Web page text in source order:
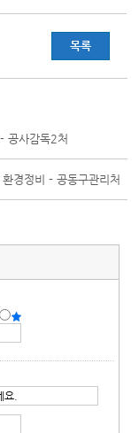
목록
공사감독2처
경정비 - 공동구관리처